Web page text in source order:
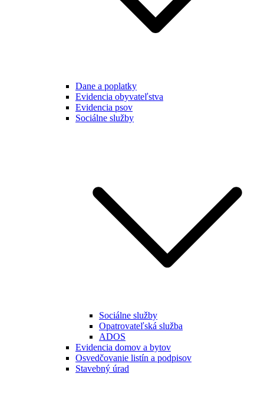
Dane a poplatky
Evidencia obyvateľstva
Evidencia psov
Sociálne služby
Sociálne služby
Opatrovateľská služba
ADOS
Evidencia domov a bytov
Osvedčovanie listín a podpisov
Stavebný úrad